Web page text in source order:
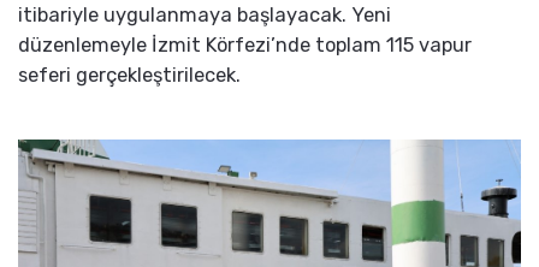
itibariyle uygulanmaya başlayacak. Yeni
düzenlemeyle İzmit Körfezi’nde toplam 115 vapur
seferi gerçekleştirilecek.